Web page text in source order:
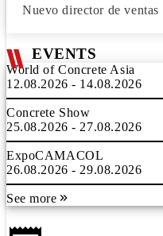
Nuevo director de ventas
EVENTS
World of Concrete Asia
12.08.2026 - 14.08.2026
Concrete Show
25.08.2026 - 27.08.2026
ExpoCAMACOL
26.08.2026 - 29.08.2026
See more